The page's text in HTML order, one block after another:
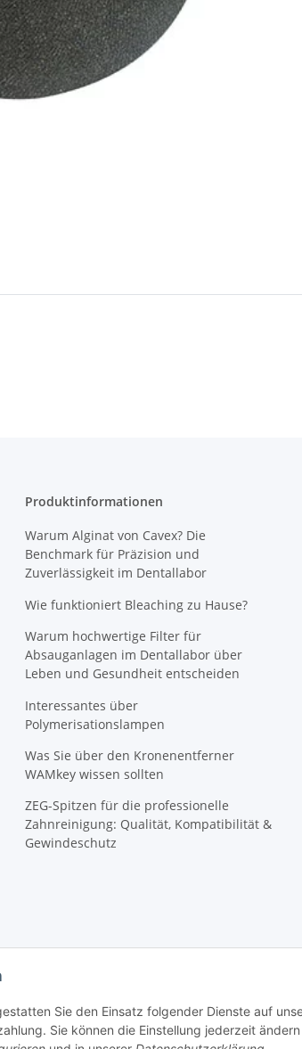
Produktinformationen
Warum Alginat von Cavex? Die
Benchmark für Präzision und
Zuverlässigkeit im Dentallabor
Wie funktioniert Bleaching zu Hause?
Warum hochwertige Filter für
Absauganlagen im Dentallabor über
Leben und Gesundheit entscheiden
Interessantes über
Polymerisationslampen
Was Sie über den Kronenentferner
WAMkey wissen sollten
ZEG-Spitzen für die professionelle
Zahnreinigung: Qualität, Kompatibilität &
Gewindeschutz
© SpezialDental
Sie den Einsatz folgender Dienste auf
Sie können die Einstellung jederzeit